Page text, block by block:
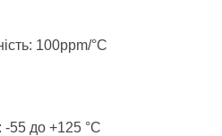
100ppm/°C
-55 до +125 °С